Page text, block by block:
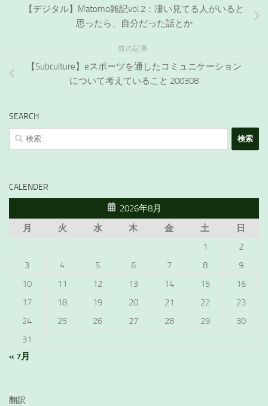
【デジタル】Matomo雑記vol.2：凄い見てる人がいると
思ったら、自分だった話とか
前の記事
【Subculture】eスポーツを通したコミュニケーション
について考えていること 200308
SEARCH
検
索:
CALENDER
2026年8月
月
火 水 木 金 土
日
1
2
3
4 5 6 7 8
9
10
11 12 13 14 15
16
17
18 19 20 21 22
23
24
25 26 27 28 29
30
31
« 7月
翻訳